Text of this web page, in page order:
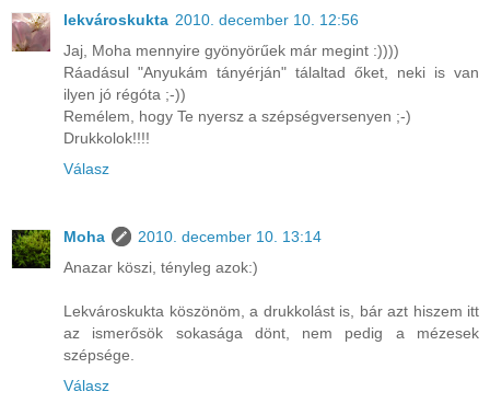
lekvároskukta 2010. december 10. 12:56
Jaj, Moha mennyire gyönyörűek már megint :))))
Ráadásul "Anyukám tányérján" tálaltad őket, neki is van
ilyen jó régóta ;-))
Remélem, hogy Te nyersz a szépségversenyen ;-)
Drukkolok!!!!
Válasz
Moha
2010. december 10. 13:14
Anazar köszi, tényleg azok:)
Lekvároskukta köszönöm, a drukkolást is, bár azt hiszem itt
az ismerősök sokasága dönt, nem pedig a mézesek
szépsége.
Válasz